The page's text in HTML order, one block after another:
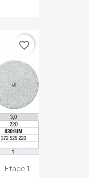
Etape 1
favorite_border